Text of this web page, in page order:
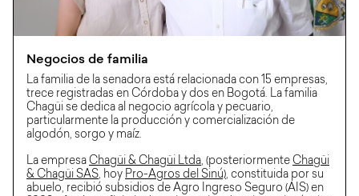
Negocios de familia
La familia de la senadora está relacionada con 15 empresas,
trece registradas en Córdoba y dos en Bogotá. La familia
Chagüi se dedica al negocio agrícola y pecuario,
particularmente la producción y comercialización de
algodón, sorgo y maíz.
La empresa Chagüi & Chagüi Ltda, (posteriormente Chagüi
& Chagüi SAS, hoy Pro-Agros del Sinú), constituida por su
abuelo, recibió subsidios de Agro Ingreso Seguro (AIS) en